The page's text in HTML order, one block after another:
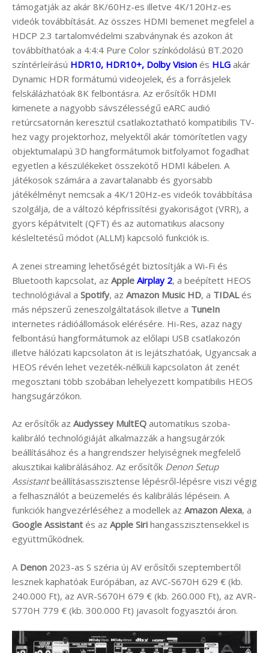
támogatják az akár 8K/60Hz-es illetve 4K/120Hz-es
videók továbbítását. Az összes HDMI bemenet megfelel a
HDCP 2.3 tartalomvédelmi szabványnak és azokon át
továbbíthatóak a 4:4:4 Pure Color színkódolású BT.2020
színtérleírású HDR10, HDR10+, Dolby Vision és HLG akár
Dynamic HDR formátumú videojelek, és a forrásjelek
felskálázhatóak 8K felbontásra. Az erősítők HDMI
kimenete a nagyobb sávszélességű eARC audió
retúrcsatornán keresztül csatlakoztatható kompatibilis TV-
hez vagy projektorhoz, melyektől akár tömörítetlen vagy
objektumalapú 3D hangformátumok bitfolyamot fogadhat
egyetlen a készülékeket összekötő HDMI kábelen. A
játékosok számára a zavartalanabb és gyorsabb
játékélményt nemcsak a 4K/120Hz-es videók továbbítása
szolgálja, de a változó képfrissítési gyakoriságot (VRR), a
gyors képátvitelt (QFT) és az automatikus alacsony
késleltetésű módot (ALLM) kapcsoló funkciók is.
A zenei streaming lehetőségét biztosítják a Wi-Fi és
Bluetooth kapcsolat, az Apple Airplay 2, a beépített HEOS
technológiával a Spotify, az Amazon Music HD, a TIDALés
más népszerű zeneszolgáltatások illetve a TuneIn
internetes rádióállomások elérésére. Hi-Res, azaz nagy
felbontású hangformátumok az előlapi USB csatlakozón
illetve hálózati kapcsolaton át is lejátszhatóak, Ugyancsak a
HEOS révén lehet vezeték-nélküli kapcsolaton át zenét
megosztani több szobában lehelyezett kompatibilis HEOS
hangsugárzókon.
Az erősítők az Audyssey MultEQ automatikus szoba-
kalibráló technológiáját alkalmazzák a hangsugárzók
beállításához és a hangrendszer helyiségnek megfelelő
akusztikai kalibrálásához. Az erősítők Denon Setup
Assistantbeállításasszisztense lépésről-lépésre viszi végig
a felhasználót a beüzemelés és kalibrálás lépésein. A
funkciók hangvezérléséhez a modellek az Amazon Alexa, a
Google Assistant és az Apple Siri hangasszisztensekkel is
együttműködnek.
A Denon 2023-as S széria új AV erősítői szeptembertől
lesznek kaphatóak Európában, az AVC-S670H 629 € (kb.
240.000 Ft), az AVR-S670H 679 € (kb. 260.000 Ft), az AVR-
S770H 779 € (kb. 300.000 Ft) javasolt fogyasztói áron.